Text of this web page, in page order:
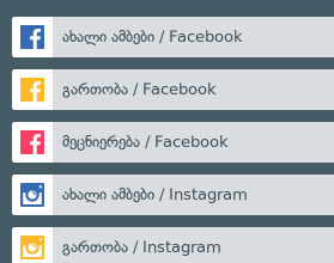
ახალი ამბები / Facebook
გართობა / Facebook
მეცნიერება / Facebook
ახალი ამბები / Instagram
გართობა / Instagram